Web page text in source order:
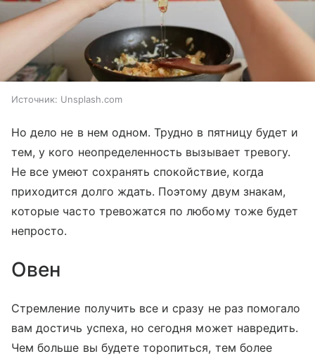
Источник: Unsplash.com
Но дело не в нем одном. Трудно в пятницу будет и
тем, у кого неопределенность вызывает тревогу.
Не все умеют сохранять спокойствие, когда
приходится долго ждать. Поэтому двум знакам,
которые часто тревожатся по любому тоже будет
непросто.
Овен
Стремление получить все и сразу не раз помогало
вам достичь успеха, но сегодня может навредить.
Чем больше вы будете торопиться, тем более